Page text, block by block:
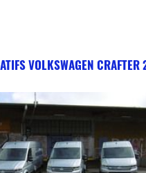
VOLKSWAGEN CRAFTER